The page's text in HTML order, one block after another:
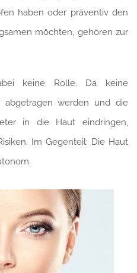
haben oder präventiv den
möchten, gehören zur
keine Rolle. Da keine
abgetragen werden und die
in die Haut eindringen,
Im Gegenteil: Die Haut